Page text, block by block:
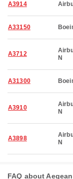
A3914
A33150
A3712
N
A31300
A3910
N
A3898
N
FAQ about